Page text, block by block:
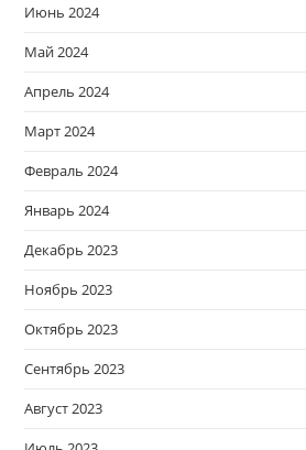
Июнь 2024
Май 2024
Апрель 2024
Март 2024
Февраль 2024
Январь 2024
Декабрь 2023
Ноябрь 2023
Октябрь 2023
Сентябрь 2023
Август 2023